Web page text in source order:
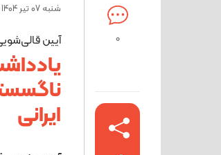
0
شنبه 07 تیر 1404 / خواندن: 3 دقیقه
آیین
ایرانی